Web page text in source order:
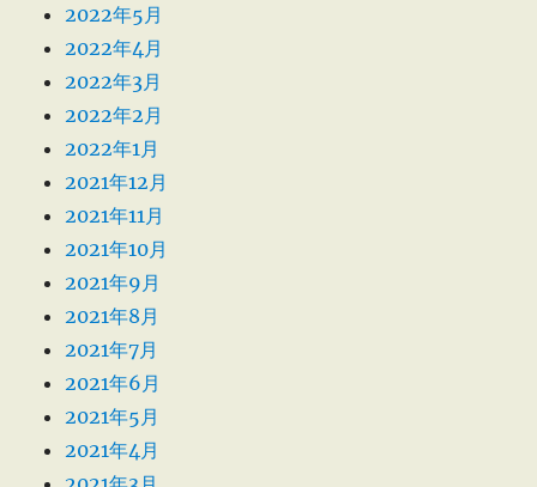
2022年5月
2022年4月
2022年3月
2022年2月
2022年1月
2021年12月
2021年11月
2021年10月
2021年9月
2021年8月
2021年7月
2021年6月
2021年5月
2021年4月